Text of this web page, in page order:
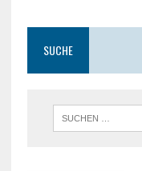
SUCHE